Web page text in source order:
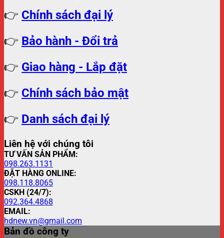
👉 Chính sách đại lý
👉 Bảo hành - Đổi trả
👉 Giao hàng - Lắp đặt
👉 Chính sách bảo mật
👉 Danh sách đại lý
Liên hệ với chúng tôi
TƯ VẤN SẢN PHẨM:
098.263.1131
ĐẶT HÀNG ONLINE:
098.118.8065
CSKH (24/7):
092.364.4868
EMAIL:
hdnew.vn@gmail.com
Bản đồ công ty